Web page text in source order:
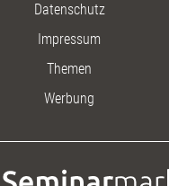
Datenschutz
Impressum
Themen
Werbung